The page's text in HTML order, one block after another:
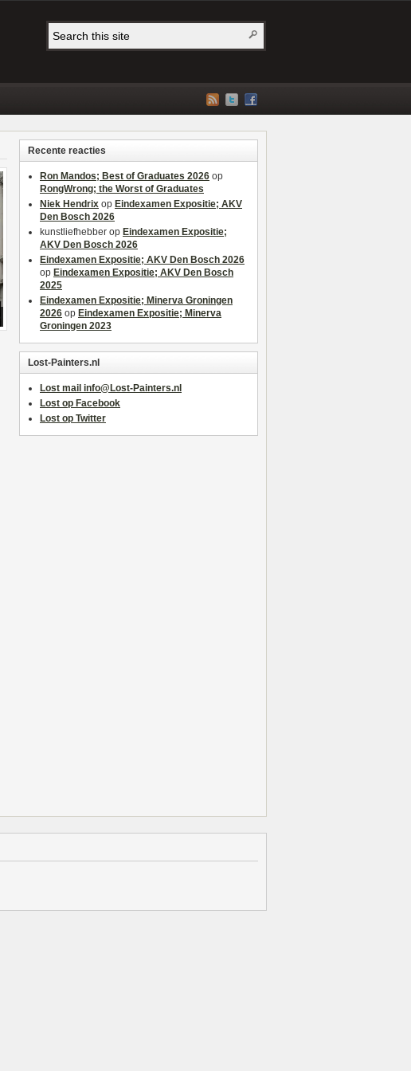
Recente reacties
Ron Mandos; Best of Graduates 2026 op
RongWrong; the Worst of Graduates
Niek Hendrix op Eindexamen Expositie; AKV
Den Bosch 2026
kunstliefhebber op Eindexamen Expositie;
AKV Den Bosch 2026
Eindexamen Expositie; AKV Den Bosch 2026
op Eindexamen Expositie; AKV Den Bosch
2025
Eindexamen Expositie; Minerva Groningen
2026 op Eindexamen Expositie; Minerva
Groningen 2023
Lost-Painters.nl
Lost mail info@Lost-Painters.nl
Lost op Facebook
Lost op Twitter